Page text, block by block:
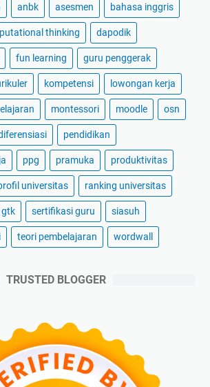
anbk asesmen bahasa inggris
thinking dapodik
fun learning guru penggerak
kompetensi lowongan kerja
montessori moodle osn
pendidikan
ppg pramuka produktivitas
universitas ranking universitas
gtk sertifikasi guru siasuh
teori pembelajaran wordwall
TRUSTED BLOGGER